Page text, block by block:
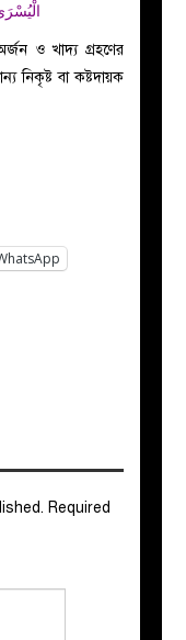
ও খাদ্য গ্রহণের
নিকৃষ্ট বা কষ্টদায়ক
Required